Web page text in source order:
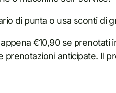
di punta o usa sconti di
€10,90 se prenotati
prenotazioni anticipate. Il